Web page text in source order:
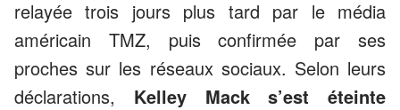
relayée trois jours plus tard par le média
américain TMZ, puis confirmée par ses
proches sur les réseaux sociaux. Selon leurs
déclarations, Kelley Mack s’est éteinte